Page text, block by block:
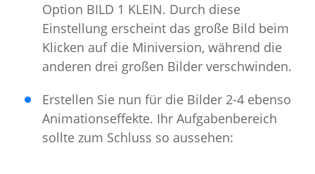
Option BILD 1 KLEIN. Durch diese
Einstellung erscheint das große Bild beim
Klicken auf die Miniversion, während die
anderen drei großen Bilder verschwinden.
Erstellen Sie nun für die Bilder 2-4 ebenso
Animationseffekte. Ihr Aufgabenbereich
sollte zum Schluss so aussehen: